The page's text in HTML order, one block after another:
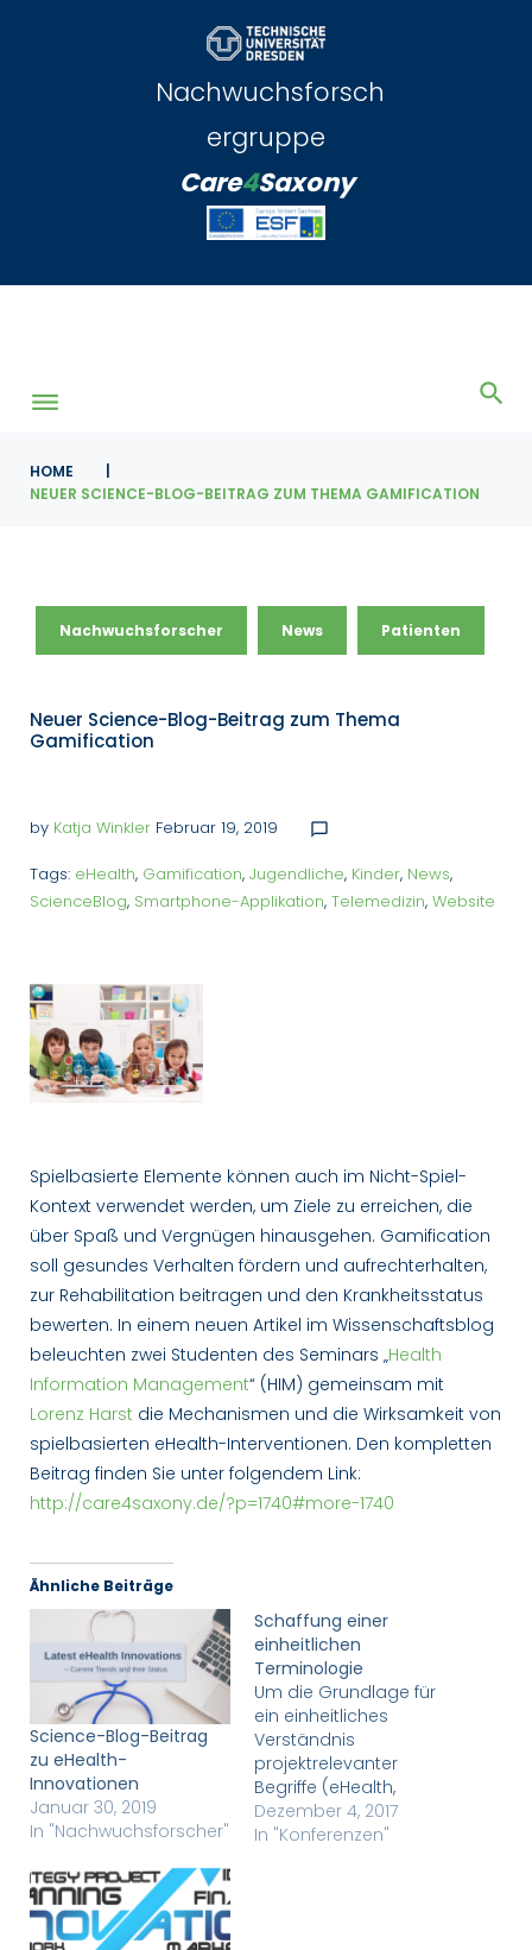
Nachwuchsforsch
ergruppe
Care4Saxony
HOME
NEUER SCIENCE-BLOG-BEITRAG ZUM THEMA GAMIFICATION
Nachwuchsforscher News Patienten
Neuer Science-Blog-Beitrag zum Thema
Gamification
by Katja Winkler Februar 19, 2019 chat_bubble_outline
Tags: eHealth, Gamification, Jugendliche, Kinder, News,
ScienceBlog, Smartphone-Applikation, Telemedizin, Website
Spielbasierte Elemente können auch im Nicht-Spiel-
Kontext verwendet werden, um Ziele zu erreichen, die
über Spaß und Vergnügen hinausgehen. Gamification
soll gesundes Verhalten fördern und aufrechterhalten,
zur Rehabilitation beitragen und den Krankheitsstatus
bewerten. In einem neuen Artikel im Wissenschaftsblog
beleuchten zwei Studenten des Seminars „Health
Information Management“ (HIM) gemeinsam mit
Lorenz Harst die Mechanismen und die Wirksamkeit von
spielbasierten eHealth-Interventionen. Den kompletten
Beitrag finden Sie unter folgendem Link:
http://care4saxony.de/?p=1740#more-1740
Ähnliche Beiträge
Science-Blog-Beitrag
zu eHealth-
Innovationen
Januar 30, 2019
In "Nachwuchsforscher"
Schaffung einer
einheitlichen
Terminologie
Um die Grundlage für
ein einheitliches
Verständnis
projektrelevanter
Begriffe (eHealth,
Telemedizin, Telehealth,
mHealth, etc.) zu
Dezember 4, 2017
In "Konferenzen"